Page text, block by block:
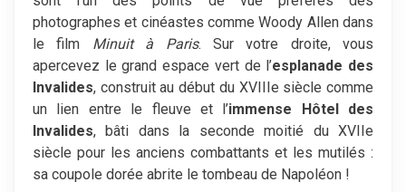
photographes et cinéastes comme Woody Allen dans
le film Minuit à Paris. Sur votre droite, vous
apercevez le grand espace vert de l’esplanade des
Invalides, construit au début du XVIIIe siècle comme
un lien entre le fleuve et l’immense Hôtel des
Invalides, bâti dans la seconde moitié du XVIIe
siècle pour les anciens combattants et les mutilés :
sa coupole dorée abrite le tombeau de Napoléon !